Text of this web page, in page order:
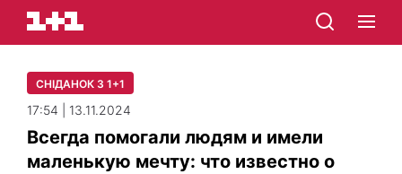
СНІДАНОК З 1+1
17:54 | 13.11.2024
Всегда помогали людям и имели
маленькую мечту: что известно о